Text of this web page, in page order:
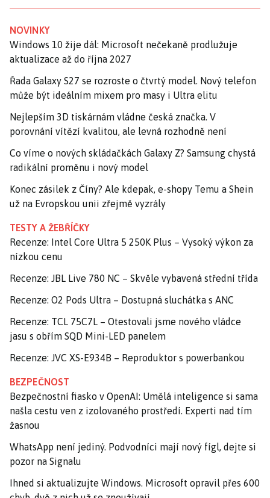
NOVINKY
Windows 10 žije dál: Microsoft nečekaně prodlužuje
aktualizace až do října 2027
Řada Galaxy S27 se rozroste o čtvrtý model. Nový telefon
může být ideálním mixem pro masy i Ultra elitu
Nejlepším 3D tiskárnám vládne česká značka. V
porovnání vítězí kvalitou, ale levná rozhodně není
Co víme o nových skládačkách Galaxy Z? Samsung chystá
radikální proměnu i nový model
Konec zásilek z Číny? Ale kdepak, e-shopy Temu a Shein
už na Evropskou unii zřejmě vyzrály
TESTY A ŽEBŘÍČKY
Recenze: Intel Core Ultra 5 250K Plus – Vysoký výkon za
nízkou cenu
Recenze: JBL Live 780 NC – Skvěle vybavená střední třída
Recenze: O2 Pods Ultra – Dostupná sluchátka s ANC
Recenze: TCL 75C7L – Otestovali jsme nového vládce
jasu s obřím SQD Mini-LED panelem
Recenze: JVC XS-E934B – Reproduktor s powerbankou
BEZPEČNOST
Bezpečnostní fiasko v OpenAI: Umělá inteligence si sama
našla cestu ven z izolovaného prostředí. Experti nad tím
žasnou
WhatsApp není jediný. Podvodníci mají nový fígl, dejte si
pozor na Signalu
Ihned si aktualizujte Windows. Microsoft opravil přes 600